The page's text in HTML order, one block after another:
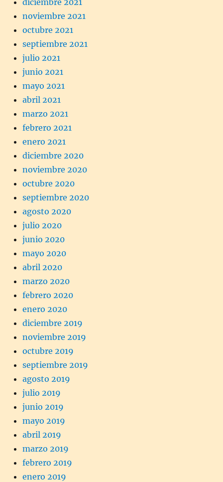
noviembre 2021
octubre 2021
septiembre 2021
julio 2021
junio 2021
mayo 2021
abril 2021
marzo 2021
febrero 2021
enero 2021
diciembre 2020
noviembre 2020
octubre 2020
septiembre 2020
agosto 2020
julio 2020
junio 2020
mayo 2020
abril 2020
marzo 2020
febrero 2020
enero 2020
diciembre 2019
noviembre 2019
octubre 2019
septiembre 2019
agosto 2019
julio 2019
junio 2019
mayo 2019
abril 2019
marzo 2019
febrero 2019
enero 2019